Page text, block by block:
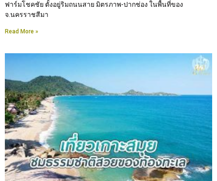
ฟาร์มโชคชัย ตั้งอยู่ริมถนนสาย มิตรภาพ-ปากช่อง ในพื้นที่ของ
จ.นครราชสีมา
Read More »